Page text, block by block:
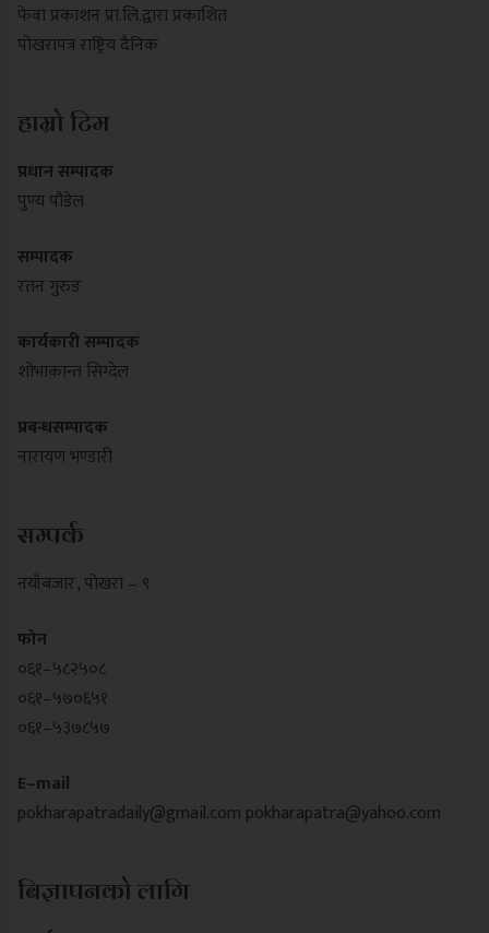
फेवा प्रकाशन प्रा.लि.द्वारा प्रकाशित
पोखरापत्र राष्ट्रिय दैनिक
हाम्रो टिम
प्रधान सम्पादक
पुण्य पौडेल
सम्पादक
रतन गुरुङ
कार्यकारी सम्पादक
शोभाकान्त सिग्देल
प्रबन्धसम्पादक
नारायण भण्डारी
सम्पर्क
नयाँबजार , पोखरा – ९
फोन
०६१–५८२५०८
०६१–५७०६५१
०६१–५३७८५७
E–mail
pokharapatradaily@gmail.com pokharapatra@yahoo.com
बिज्ञापनको लागि